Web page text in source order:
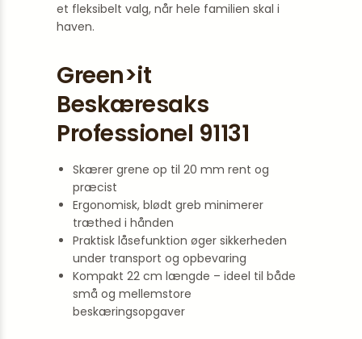
et fleksibelt valg, når hele familien skal i
haven.
Green>it
Beskæresaks
Professionel 91131
Skærer grene op til 20 mm rent og
præcist
Ergonomisk, blødt greb minimerer
træthed i hånden
Praktisk låsefunktion øger sikkerheden
under transport og opbevaring
Kompakt 22 cm længde – ideel til både
små og mellemstore
beskæringsopgaver